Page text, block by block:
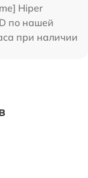
Hiper
по нашей
при наличии